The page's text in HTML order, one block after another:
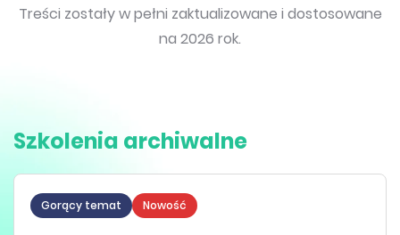
Treści zostały w pełni zaktualizowane i dostosowane
na 2026 rok.
Szkolenia archiwalne
Gorący temat Nowość